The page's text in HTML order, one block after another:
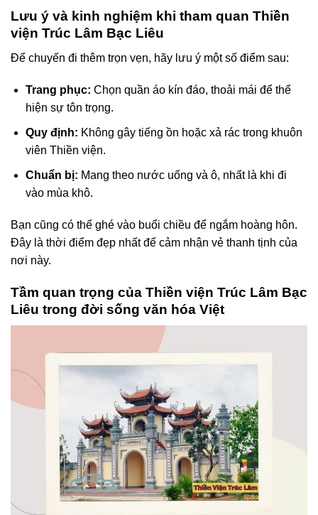
Lưu ý và kinh nghiệm khi tham quan Thiền
viện Trúc Lâm Bạc Liêu
Để chuyến đi thêm trọn vẹn, hãy lưu ý một số điểm sau:
Trang phục: Chọn quần áo kín đáo, thoải mái để thể
hiện sự tôn trọng.
Quy định: Không gây tiếng ồn hoặc xả rác trong khuôn
viên Thiền viện.
Chuẩn bị: Mang theo nước uống và ô, nhất là khi đi
vào mùa khô.
Bạn cũng có thể ghé vào buổi chiều để ngắm hoàng hôn.
Đây là thời điểm đẹp nhất để cảm nhận vẻ thanh tịnh của
nơi này.
Tầm quan trọng của Thiền viện Trúc Lâm Bạc
Liêu trong đời sống văn hóa Việt